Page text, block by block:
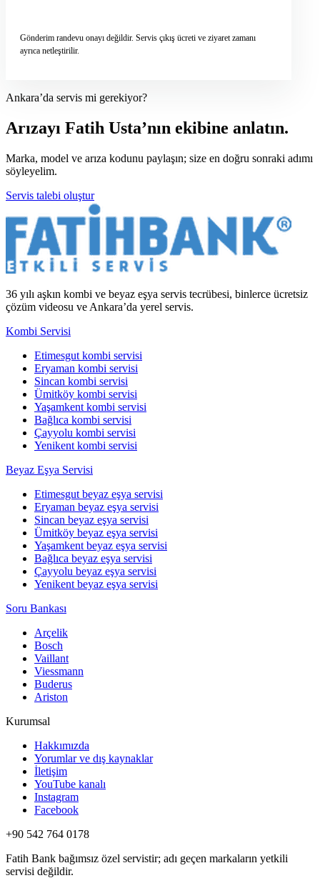
Gönderim randevu onayı değildir. Servis çıkış ücreti ve ziyaret zamanı
ayrıca netleştirilir.
Ankara’da servis mi gerekiyor?
Arızayı Fatih Usta’nın ekibine anlatın.
Marka, model ve arıza kodunu paylaşın; size en doğru sonraki adımı
söyleyelim.
Servis talebi oluştur
36 yılı aşkın kombi ve beyaz eşya servis tecrübesi, binlerce ücretsiz
çözüm videosu ve Ankara’da yerel servis.
Kombi Servisi
Etimesgut kombi servisi
Eryaman kombi servisi
Sincan kombi servisi
Ümitköy kombi servisi
Yaşamkent kombi servisi
Bağlıca kombi servisi
Çayyolu kombi servisi
Yenikent kombi servisi
Beyaz Eşya Servisi
Etimesgut beyaz eşya servisi
Eryaman beyaz eşya servisi
Sincan beyaz eşya servisi
Ümitköy beyaz eşya servisi
Yaşamkent beyaz eşya servisi
Bağlıca beyaz eşya servisi
Çayyolu beyaz eşya servisi
Yenikent beyaz eşya servisi
Soru Bankası
Arçelik
Bosch
Vaillant
Viessmann
Buderus
Ariston
Kurumsal
Hakkımızda
Yorumlar ve dış kaynaklar
İletişim
YouTube kanalı
Instagram
Facebook
+90 542 764 0178
Fatih Bank bağımsız özel servistir; adı geçen markaların yetkili
servisi değildir.